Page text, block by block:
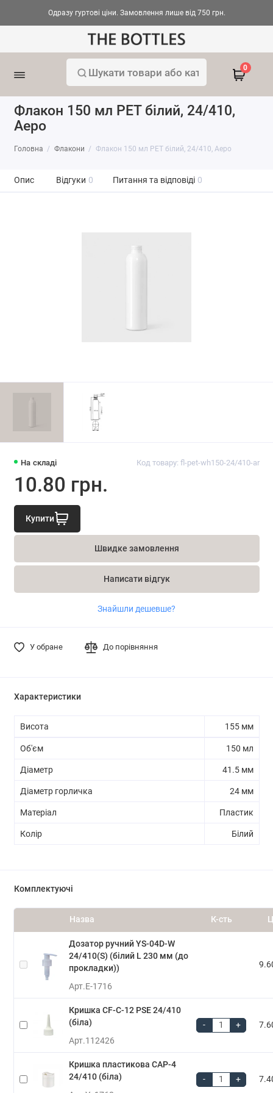
Одразу гуртові ціни. Замовлення лише від 750 грн.
0
Флакон 150 мл PET білий, 24/410,
Аеро
Головна Флакони Флакон 150 мл PET білий, 24/410, Аеро
Опис Відгуки 0 Питання та відповіді 0
На складі Код товару: fl-pet-wh150-24/410-ar
10.80 грн.
Купити
Швидке замовлення
Написати відгук
Знайшли дешевше?
У обране До порівняння
Характеристики
Висота 155 мм
Об'єм 150 мл
Діаметр 41.5 мм
Діаметр горличка 24 мм
Матеріал Пластик
Колір Білий
Комплектуючі
Назва К-сть
Дозатор ручний YS-04D-W
24/410(S) (білий L 230 мм (до
прокладки))
Арт.E-1716
Кришка CF-C-12 PSE 24/410
(біла)
Арт.112426
- +
Кришка пластикова CAP-4
24/410 (біла)
- +